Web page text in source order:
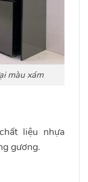
màu xám
liệu nhựa
gương.